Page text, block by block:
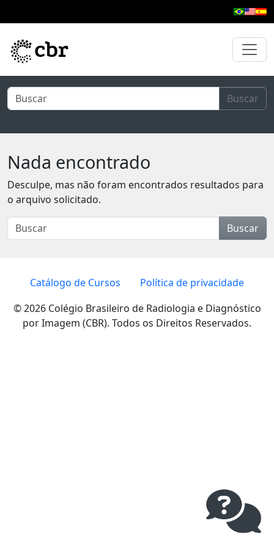
Buscar
Nada encontrado
Desculpe, mas não foram encontrados resultados para
o arquivo solicitado.
Buscar
Catálogo de Cursos
Política de privacidade
© 2026 Colégio Brasileiro de Radiologia e Diagnóstico
por Imagem (CBR). Todos os Direitos Reservados.